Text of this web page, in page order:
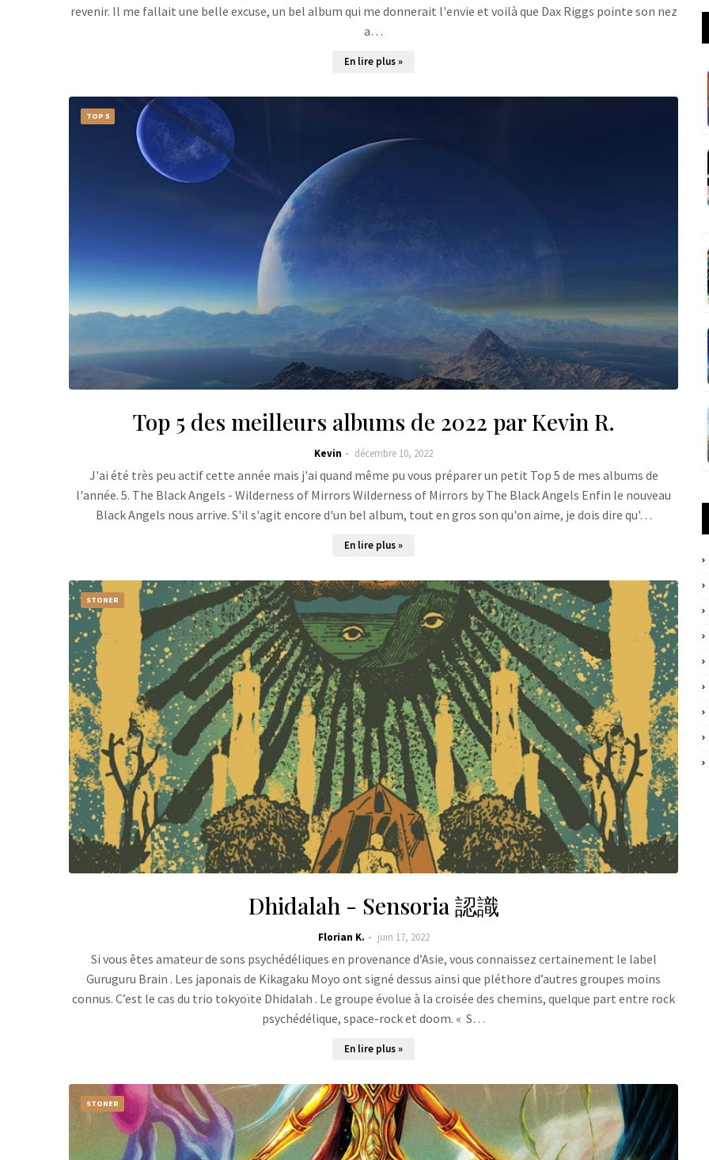
revenir. Il me fallait une belle excuse, un bel album qui me donnerait l'envie et voilà que Dax Riggs pointe son nez
a…
En lire plus »
TOP 5
Top 5 des meilleurs albums de 2022 par Kevin R.
Kevin décembre 10, 2022
J'ai été très peu actif cette année mais j'ai quand même pu vous préparer un petit Top 5 de mes albums de
l'année. 5. The Black Angels - Wilderness of Mirrors Wilderness of Mirrors by The Black Angels Enfin le nouveau
Black Angels nous arrive. S'il s'agit encore d'un bel album, tout en gros son qu'on aime, je dois dire qu'…
En lire plus »
STONER
Dhidalah - Sensoria 認識
Florian K. juin 17, 2022
Si vous êtes amateur de sons psychédéliques en provenance d’Asie, vous connaissez certainement le label
Guruguru Brain . Les japonais de Kikagaku Moyo ont signé dessus ainsi que pléthore d’autres groupes moins
connus. C’est le cas du trio tokyoïte Dhidalah . Le groupe évolue à la croisée des chemins, quelque part entre rock
psychédélique, space-rock et doom. « S…
En lire plus »
STONER